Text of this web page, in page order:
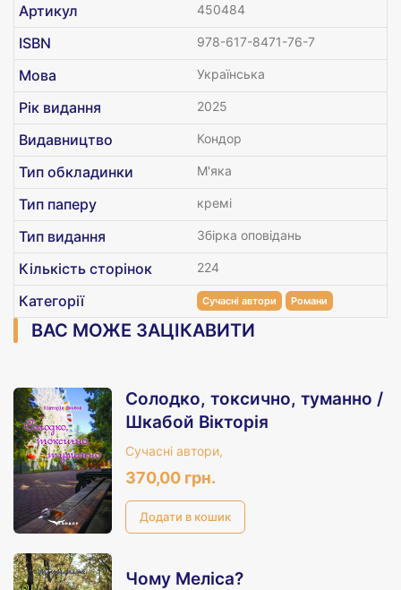
Артикул 450484
ISBN 978-617-8471-76-7
Мова Українська
Рік видання 2025
Видавництво Кондор
Тип обкладинки М'яка
Тип паперу кремі
Тип видання Збірка оповідань
Кількість сторінок 224
Категорії Сучасні автори Романи
ВАС МОЖЕ ЗАЦІКАВИТИ
Солодко, токсично, туманно /
Шкабой Вікторія
Сучасні автори,
370,00 грн.
Чому Меліса?